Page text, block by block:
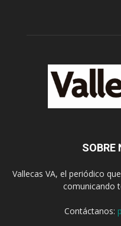
SOBRE
Vallecas VA, el periódico
comunicando
Contáctanos: